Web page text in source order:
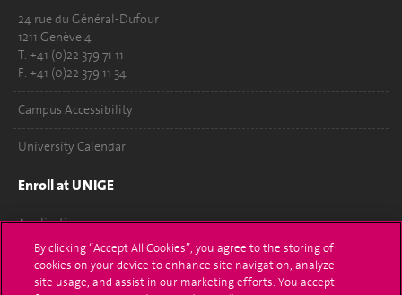
24 rue du Général-Dufour
1211 Genève 4
T. +41 (0)22 379 71 11
F. +41 (0)22 379 11 34
Campus Accessibility
University Calendar
Enroll at UNIGE
Applications
Administrative procedures
By clicking “Accept All Cookies”, you agree to the storing of
cookies on your device to enhance site navigation, analyze
site usage, and assist in our marketing efforts. You accept